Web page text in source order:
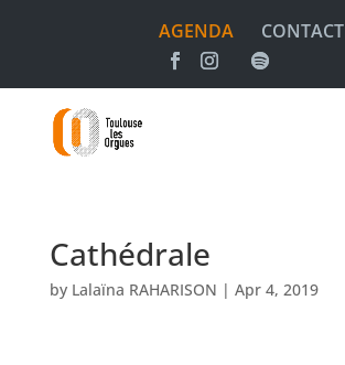
AGENDA CONTACT
Cathédrale
by Lalaïna RAHARISON | Apr 4, 2019